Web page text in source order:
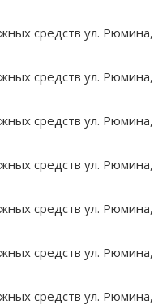
средств ул. Рюмина,
средств ул. Рюмина,
средств ул. Рюмина,
средств ул. Рюмина,
средств ул. Рюмина,
средств ул. Рюмина,
средств ул. Рюмина,